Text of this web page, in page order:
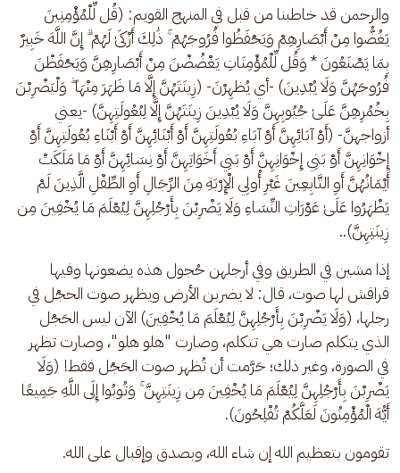
والرحمن قد خاطبنا من قبل في المنهج القويم: (قُل لِّلْمُؤْمِنِينَ
يَغُضُّوا مِنْ أَبْصَارِهِمْ وَيَحْفَظُوا فُرُوجَهُمْ ۚ ذَٰلِكَ أَزْكَىٰ لَهُمْ ۗ إِنَّ اللَّهَ خَبِيرٌ
بِمَا يَصْنَعُونَ * وَقُل لِّلْمُؤْمِنَاتِ يَغْضُضْنَ مِنْ أَبْصَارِهِنَّ وَيَحْفَظْنَ
فُرُوجَهُنَّ وَلَا يُبْدِينَ) -أي يُظهِرْنَ- (زِينَتَهُنَّ إِلَّا مَا ظَهَرَ مِنْهَا ۖ وَلْيَضْرِبْنَ
بِخُمُرِهِنَّ عَلَىٰ جُيُوبِهِنَّ وَلَا يُبْدِينَ زِينَتَهُنَّ إِلَّا لِبُعُولَتِهِنَّ) -يعني
أزواجهنَّ- (أَوْ آبَائِهِنَّ أَوْ آبَاءِ بُعُولَتِهِنَّ أَوْ أَبْنَائِهِنَّ أَوْ أَبْنَاءِ بُعُولَتِهِنَّ أَوْ
إِخْوَانِهِنَّ أَوْ بَنِي إِخْوَانِهِنَّ أَوْ بَنِي أَخَوَاتِهِنَّ أَوْ نِسَائِهِنَّ أَوْ مَا مَلَكَتْ
أَيْمَانُهُنَّ أَوِ التَّابِعِينَ غَيْرِ أُولِي الْإِرْبَةِ مِنَ الرِّجَالِ أَوِ الطِّفْلِ الَّذِينَ لَمْ
يَظْهَرُوا عَلَىٰ عَوْرَاتِ النِّسَاءِ وَلَا يَضْرِبْنَ بِأَرْجُلِهِنَّ لِيُعْلَمَ مَا يُخْفِينَ مِن
زِينَتِهِنَّ)..
إذا مشين في الطريق وفي أرجلهن حُجول هذه يضعونها وفيها
قراقش لها صوت، قال: لا يضربن الأرض ويظهر صوت الحجْل في
رجلها، (وَلَا يَضْرِبْنَ بِأَرْجُلِهِنَّ لِيُعْلَمَ مَا يُخْفِينَ) الآن ليس الحَجْل
الذي يتكلم صارت هي تتكلم، وصارت "هلو هلو"، وصارت تظهر
في الصورة، وغير ذلك؛ حَرَّمت أن تُظهر صوت الحَجْل فقط! (وَلَا
يَضْرِبْنَ بِأَرْجُلِهِنَّ لِيُعْلَمَ مَا يُخْفِينَ مِن زِينَتِهِنَّ ۚ وَتُوبُوا إِلَى اللَّهِ جَمِيعًا
أَيُّهَ الْمُؤْمِنُونَ لَعَلَّكُمْ تُفْلِحُونَ).
تقومون بتعظيم الله إن شاء الله، وبصدق وإقبال على الله.